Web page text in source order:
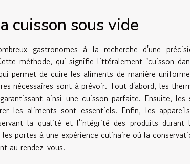
cuisson sous vide
gastronomes à la recherche d'une
méthode, qui signifie littéralement "cuisson
permet de cuire les aliments de manière
nécessaires sont à prévoir. Tout d'abord, les
ainsi une cuisson parfaite. Ensuite, les
les aliments sont essentiels. Enfin, les
la qualité et l'intégrité des produits durant
portes à une expérience culinaire où la
au rendez-vous.